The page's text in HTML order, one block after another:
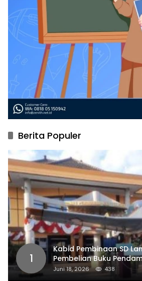
Berita Populer
1
Kabid Pembinaan SD
Pembelian Buku
Dipaksakan
Juni 18, 2026 438